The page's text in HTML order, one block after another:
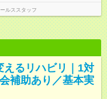
ルススタッフ
えるリハビリ｜1対
補助あり／基本実